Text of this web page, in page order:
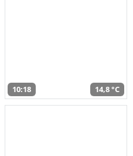
10:18 14,8 °C